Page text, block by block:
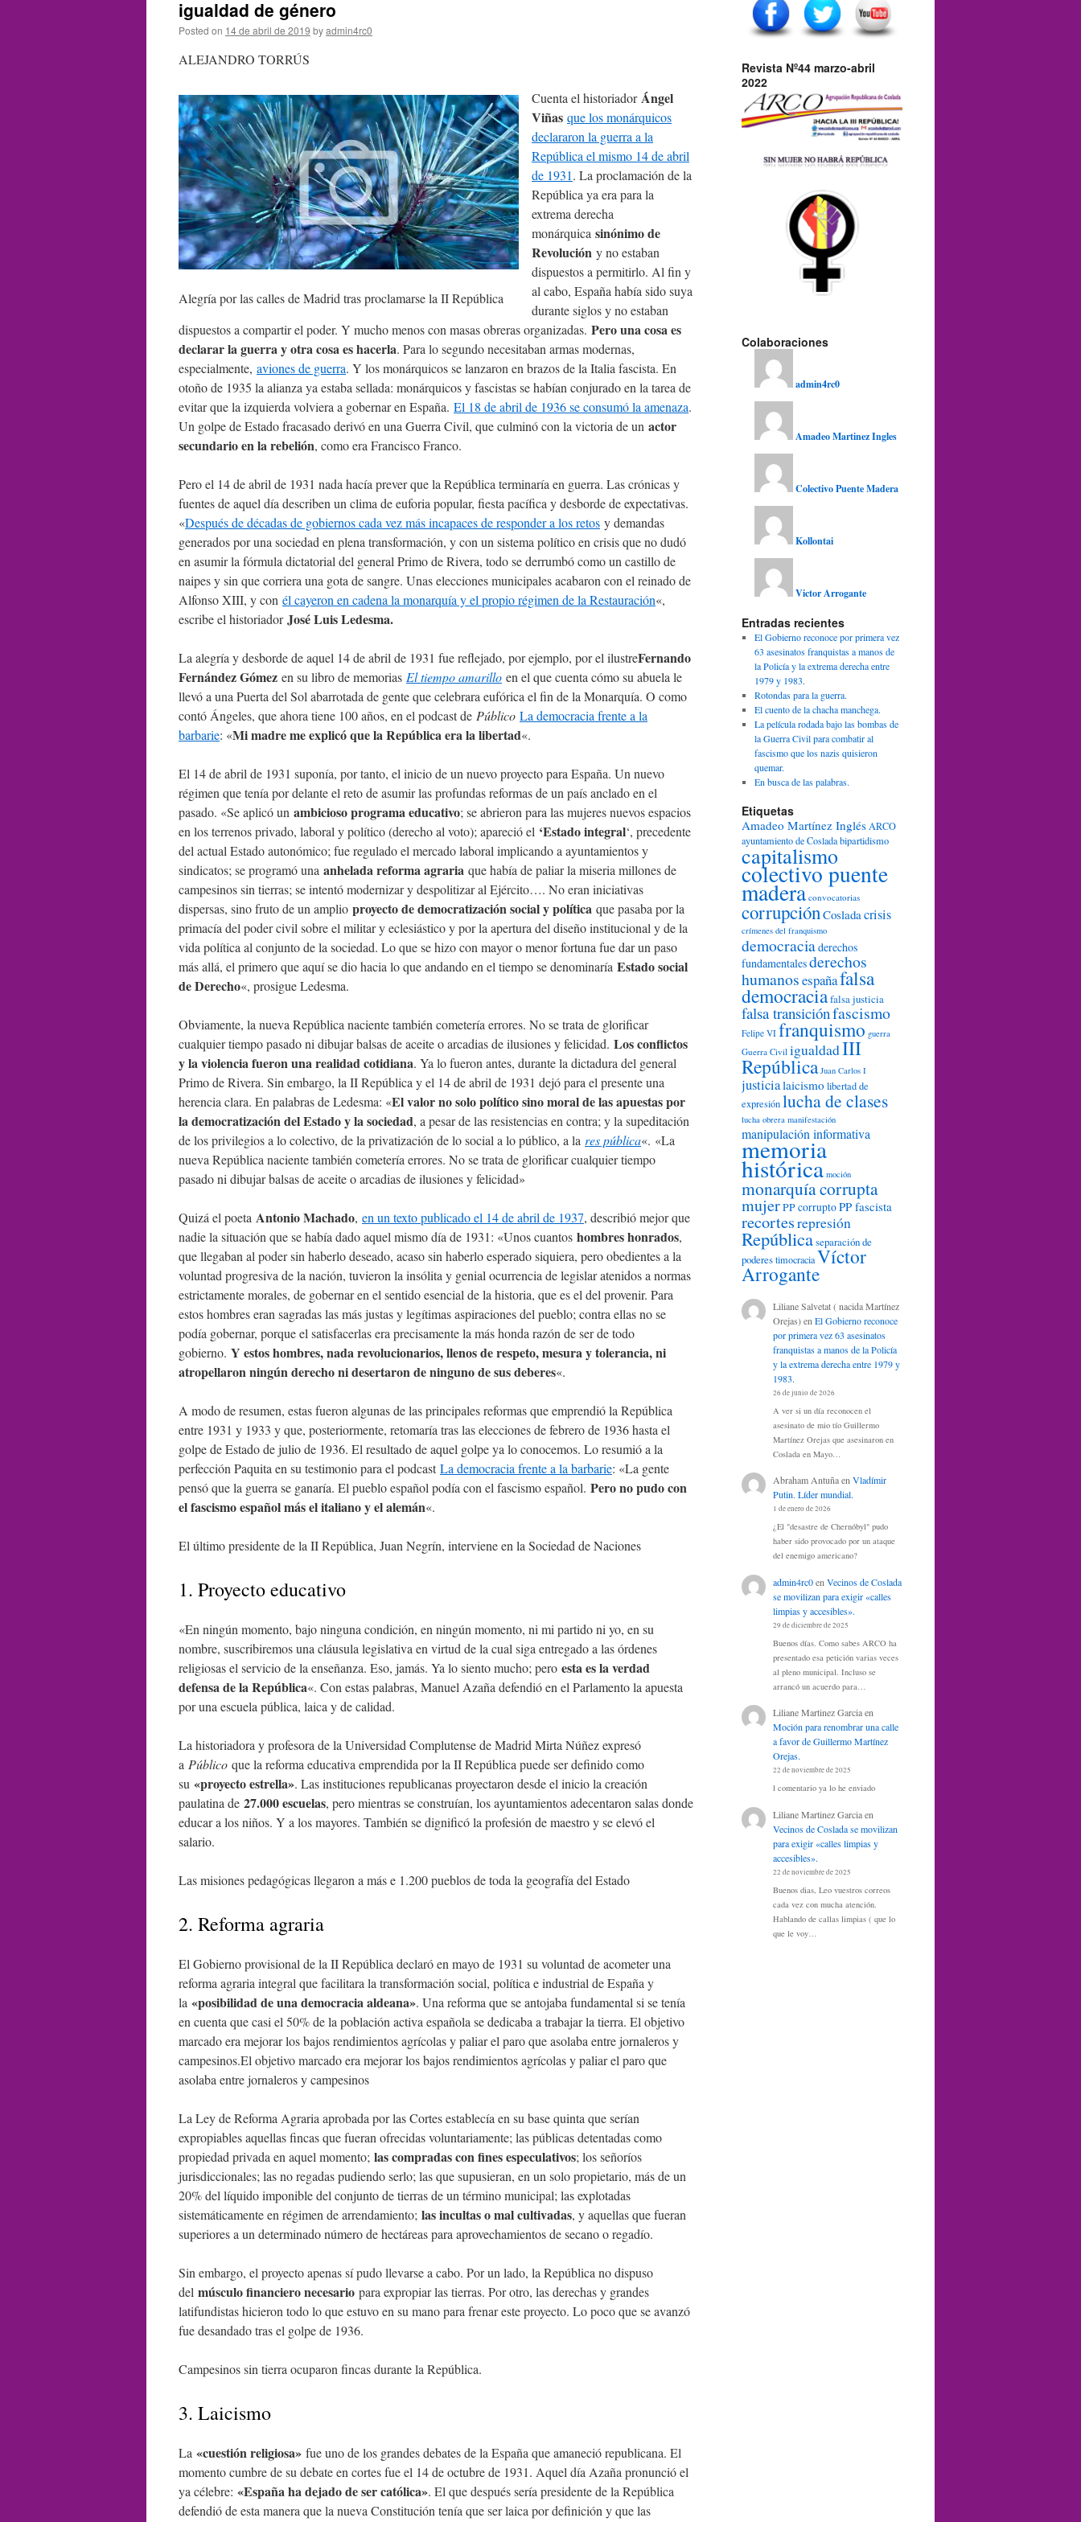
igualdad de género
Posted on 14 de abril de 2019 byadmin4rc0
ALEJANDRO TORRÚS
Alegría por las calles de Madrid tras proclamarse la II República
Cuenta el historiadorÁngel
Viñas que los monárquicos
declararon la guerra a la
República el mismo 14 de abril
de 1931. La proclamación de la
República ya era para la
extrema derecha
monárquica sinónimo de
Revolución y no estaban
dispuestos a permitirlo. Al fin y
al cabo, España había sido suya
durante siglos y no estaban
dispuestos a compartir el poder. Y mucho menos con masas obreras organizadas. Pero una cosa es
declarar la guerra y otra cosa es hacerla. Para lo segundo necesitaban armas modernas,
especialmente, aviones de guerra. Y los monárquicos se lanzaron en brazos de la Italia fascista. En
otoño de 1935 la alianza ya estaba sellada: monárquicos y fascistas se habían conjurado en la tarea de
evitar que la izquierda volviera a gobernar en España. El 18 de abril de 1936 se consumó la amenaza.
Un golpe de Estado fracasado derivó en una Guerra Civil, que culminó con la victoria de un actor
secundario en la rebelión, como era Francisco Franco.
Pero el 14 de abril de 1931 nada hacía prever que la República terminaría en guerra. Las crónicas y
fuentes de aquel día describen un clima de euforia popular, fiesta pacífica y desborde de expectativas.
«Después de décadas de gobiernos cada vez más incapaces de responder a los retos y demandas
generados por una sociedad en plena transformación, y con un sistema político en crisis que no dudó
en asumir la fórmula dictatorial del general Primo de Rivera, todo se derrumbó como un castillo de
naipes y sin que corriera una gota de sangre. Unas elecciones municipales acabaron con el reinado de
Alfonso XIII, y con él cayeron en cadena la monarquía y el propio régimen de la Restauración«,
escribe el historiadorJosé Luis Ledesma.
La alegría y desborde de aquel 14 de abril de 1931 fue reflejado, por ejemplo, por el ilustreFernando
Fernández Gómez en su libro de memorias El tiempo amarillo en el que cuenta cómo su abuela le
llevó a una Puerta del Sol abarrotada de gente que celebrara eufórica el fin de la Monarquía. O como
contó Ángeles, que ahora tiene 100 años, en el podcast de Público La democracia frente a la
barbarie: «Mi madre me explicó que la República era la libertad«.
El 14 de abril de 1931 suponía, por tanto, el inicio de un nuevo proyecto para España. Un nuevo
régimen que tenía por delante el reto de asumir las profundas reformas de un país anclado en el
pasado. «Se aplicó un ambicioso programa educativo; se abrieron para las mujeres nuevos espacios
en los terrenos privado, laboral y político (derecho al voto); apareció el ‘Estado integral‘, precedente
del actual Estado autonómico; fue regulado el mercado laboral implicando a ayuntamientos y
sindicatos; se programó una anhelada reforma agraria que había de paliar la miseria millones de
campesinos sin tierras; se intentó modernizar y despolitizar al Ejército…. No eran iniciativas
dispersas, sino fruto de un amplio proyecto de democratización social y política que pasaba por la
primacía del poder civil sobre el militar y eclesiástico y por la apertura del diseño institucional y de la
vida política al conjunto de la sociedad. Lo que se hizo con mayor o menor fortuna fue dar un paso
más allá, el primero que aquí se dio hacia lo que andando en el tiempo se denominaría Estado social
de Derecho«, prosigue Ledesma.
Obviamente, la nueva República naciente también cometería errores. No se trata de glorificar
cualquier tiempo pasado ni dibujar balsas de aceite o arcadias de ilusiones y felicidad. Los conflictos
y la violencia fueron una realidad cotidiana. Ya lo fueron antes, durante la dictadura del general
Primo de Rivera. Sin embargo, la II República y el 14 de abril de 1931 dejó para el presente una
herencia clara. En palabras de Ledesma: «El valor no solo político sino moral de las apuestas por
la democratización del Estado y la sociedad, a pesar de las resistencias en contra; y la supeditación
de los privilegios a lo colectivo, de la privatización de lo social a lo público, a la res pública«. «La
nueva República naciente también cometería errores. No se trata de glorificar cualquier tiempo
pasado ni dibujar balsas de aceite o arcadias de ilusiones y felicidad»
Quizá el poeta Antonio Machado, en un texto publicado el 14 de abril de 1937, describió mejor que
nadie la situación que se había dado aquel mismo día de 1931: «Unos cuantos hombres honrados,
que llegaban al poder sin haberlo deseado, acaso sin haberlo esperado siquiera, pero obedientes a la
voluntad progresiva de la nación, tuvieron la insólita y genial ocurrencia de legislar atenidos a normas
estrictamente morales, de gobernar en el sentido esencial de la historia, que es el del provenir. Para
estos hombres eran sagradas las más justas y legítimas aspiraciones del pueblo; contra ellas no se
podía gobernar, porque el satisfacerlas era precisamente la más honda razón de ser de todo
gobierno. Y estos hombres, nada revolucionarios, llenos de respeto, mesura y tolerancia, ni
atropellaron ningún derecho ni desertaron de ninguno de sus deberes«.
A modo de resumen, estas fueron algunas de las principales reformas que emprendió la República
entre 1931 y 1933 y que, posteriormente, retomaría tras las elecciones de febrero de 1936 hasta el
golpe de Estado de julio de 1936. El resultado de aquel golpe ya lo conocemos. Lo resumió a la
perfección Paquita en su testimonio para el podcastLa democracia frente a la barbarie: «La gente
pensó que la guerra se ganaría. El pueblo español podía con el fascismo español. Pero no pudo con
el fascismo español más el italiano y el alemán«.
El último presidente de la II República, Juan Negrín, interviene en la Sociedad de Naciones
1. Proyecto educativo
«En ningún momento, bajo ninguna condición, en ningún momento, ni mi partido ni yo, en su
nombre, suscribiremos una cláusula legislativa en virtud de la cual siga entregado a las órdenes
religiosas el servicio de la enseñanza. Eso, jamás. Ya lo siento mucho; pero esta es la verdad
defensa de la República«. Con estas palabras, Manuel Azaña defendió en el Parlamento la apuesta
por una escuela pública, laica y de calidad.
La historiadora y profesora de la Universidad Complutense de Madrid Mirta Núñez expresó
a Público que la reforma educativa emprendida por la II República puede ser definido como
su «proyecto estrella». Las instituciones republicanas proyectaron desde el inicio la creación
paulatina de 27.000 escuelas, pero mientras se construían, los ayuntamientos adecentaron salas donde
educar a los niños. Y a los mayores. También se dignificó la profesión de maestro y se elevó el
salario.
Las misiones pedagógicas llegaron a más e 1.200 pueblos de toda la geografía del Estado
2. Reforma agraria
El Gobierno provisional de la II República declaró en mayo de 1931 su voluntad de acometer una
reforma agraria integral que facilitara la transformación social, política e industrial de España y
la «posibilidad de una democracia aldeana». Una reforma que se antojaba fundamental si se tenía
en cuenta que casi el 50% de la población activa española se dedicaba a trabajar la tierra. El objetivo
marcado era mejorar los bajos rendimientos agrícolas y paliar el paro que asolaba entre jornaleros y
campesinos.El objetivo marcado era mejorar los bajos rendimientos agrícolas y paliar el paro que
asolaba entre jornaleros y campesinos
La Ley de Reforma Agraria aprobada por las Cortes establecía en su base quinta que serían
expropiables aquellas fincas que fueran ofrecidas voluntariamente; las públicas detentadas como
propiedad privada en aquel momento; las compradas con fines especulativos; los señoríos
jurisdiccionales; las no regadas pudiendo serlo; las que supusieran, en un solo propietario, más de un
20% del líquido imponible del conjunto de tierras de un término municipal; las explotadas
sistemáticamente en régimen de arrendamiento; las incultas o mal cultivadas, y aquellas que fueran
superiores a un determinado número de hectáreas para aprovechamientos de secano o regadío.
Sin embargo, el proyecto apenas sí pudo llevarse a cabo. Por un lado, la República no dispuso
del músculo financiero necesario para expropiar las tierras. Por otro, las derechas y grandes
latifundistas hicieron todo lo que estuvo en su mano para frenar este proyecto. Lo poco que se avanzó
fue desandado tras el golpe de 1936.
Campesinos sin tierra ocuparon fincas durante la República.
3. Laicismo
La «cuestión religiosa» fue uno de los grandes debates de la España que amaneció republicana. El
momento cumbre de su debate en cortes fue el 14 de octubre de 1931. Aquel día Azaña pronunció el
ya célebre: «España ha dejado de ser católica». El que después sería presidente de la República
defendió de esta manera que la nueva Constitución tenía que ser laica por definición y que las
Revista Nº44 marzo-abril
2022
Colaboraciones
admin4rc0
Amadeo Martinez Ingles
Colectivo Puente Madera
Kollontai
Victor Arrogante
Entradas recientes
El Gobierno reconoce por primera vez
63 asesinatos franquistas a manos de
la Policía y la extrema derecha entre
1979 y 1983.
Rotondas para la guerra.
El cuento de la chacha manchega.
La película rodada bajo las bombas de
la Guerra Civil para combatir al
fascismo que los nazis quisieron
quemar.
En busca de las palabras.
Etiquetas
Amadeo Martínez Inglés ARCO
ayuntamiento de Cosladabipartidismo
capitalismo
colectivo puente
madera convocatorias
corrupciónCosladacrisis
crímenes del franquismo
democraciaderechos
fundamentalesderechos
humanosespañafalsa
democraciafalsa justicia
falsa transiciónfascismo
Felipe VI franquismo guerra
Guerra Civil igualdadIII
República Juan Carlos I
justicialaicismo libertad de
expresiónlucha de clases
lucha obrera manifestación
manipulación informativa
memoria
histórica moción
monarquía corrupta
mujerPP corruptoPP fascista
recortesrepresión
Repúblicaseparación de
poderestimocraciaVíctor
Arrogante
Liliane Salvetat ( nacida Martínez
Orejas)en El Gobierno reconoce
por primera vez 63 asesinatos
franquistas a manos de la Policía
y la extrema derecha entre 1979 y
1983.
26 de junio de 2026
A ver si un día reconocen el
asesinato de mio tío Guillermo
Martínez Orejas que asesinaron en
Coslada en Mayo…
Abraham AntuñaenVladímir
Putin. Líder mundial.
1 de enero de 2026
¿El "desastre de Chernóbyl" pudo
haber sido provocado por un ataque
del enemigo americano?
admin4rc0en Vecinos de Coslada
se movilizan para exigir «calles
limpias y accesibles».
29 de diciembre de 2025
Buenos días. Como sabes ARCO ha
presentado esa petición varias veces
al pleno municipal. Incluso se
arrancó un acuerdo para…
Liliane Martinez Garciaen
Moción para renombrar una calle
a favor de Guillermo Martínez
Orejas.
22 de noviembre de 2025
l comentario ya lo he enviado
Liliane Martinez Garciaen
Vecinos de Coslada se movilizan
para exigir «calles limpias y
accesibles».
22 de noviembre de 2025
Buenos dias, Leo vuestros correos
cada vez con mucha atención.
Hablando de callas limpias ( que lo
que le voy…